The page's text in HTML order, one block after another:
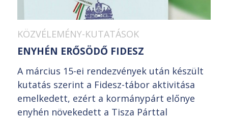
KÖZVÉLEMÉNY-KUTATÁSOK
ENYHÉN ERŐSÖDŐ FIDESZ
A március 15-ei rendezvények után készült
kutatás szerint a Fidesz-tábor aktivitása
emelkedett, ezért a kormánypárt előnye
enyhén növekedett a Tisza Párttal